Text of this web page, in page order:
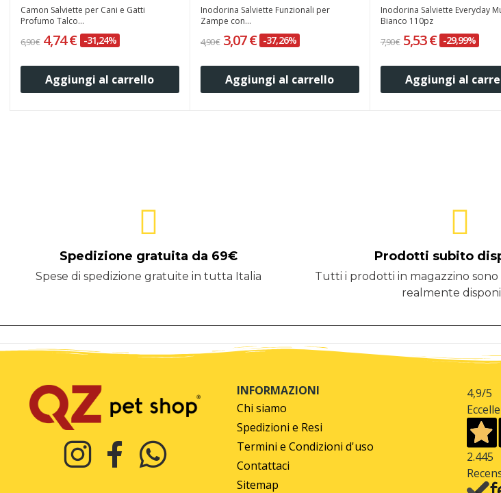
Camon Salviette per Cani e Gatti
Profumo Talco...
6,90 € 4,74 € -31,24%
Aggiungi al carrello
Inodorina Salviette Funzionali per
Zampe con...
4,90 € 3,07 € -37,26%
Aggiungi al carrello
Inodorina Salviette Everyday
Bianco 110pz
7,90 € 5,53 € -29,99%
Aggiungi al
Spedizione gratuita da 69€
Spese di spedizione gratuite in tutta Italia
Prodotti subito
Tutti i prodotti in magazzino
realmente
INFORMAZIONI
Chi siamo
Spedizioni e Resi
Termini e Condizioni d'uso
Contattaci
Sitemap
4,9/5
2.445